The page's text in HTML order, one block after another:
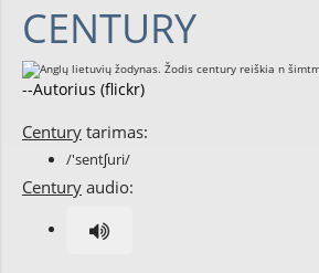
CENTURY
--Autorius (flickr)
Century tarimas:
/'sentʃuri/
Century audio: